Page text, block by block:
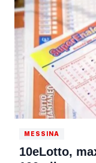
MESSINA
10eLotto,